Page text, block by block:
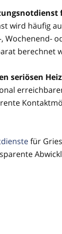
wird häufig
Wochenend-
berechnet
seriösen
für